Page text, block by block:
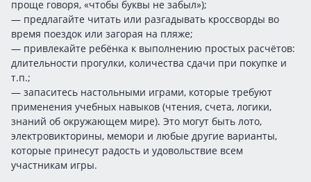
проще говоря, «чтобы буквы не забыл»);
— предлагайте читать или разгадывать кроссворды во
время поездок или загорая на пляже;
— привлекайте ребёнка к выполнению простых расчётов:
длительности прогулки, количества сдачи при покупке и
т.п.;
— запаситесь настольными играми, которые требуют
применения учебных навыков (чтения, счета, логики,
знаний об окружающем мире). Это могут быть лото,
электровикторины, мемори и любые другие варианты,
которые принесут радость и удовольствие всем
участникам игры.